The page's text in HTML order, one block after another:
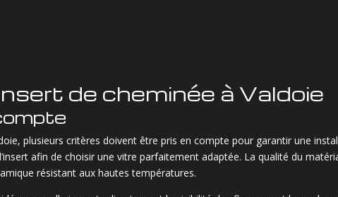
de cheminée à Valdoie
plusieurs critères doivent être pris en compte pour garantir une
afin de choisir une vitre parfaitement adaptée. La qualité du
résistant aux hautes températures.